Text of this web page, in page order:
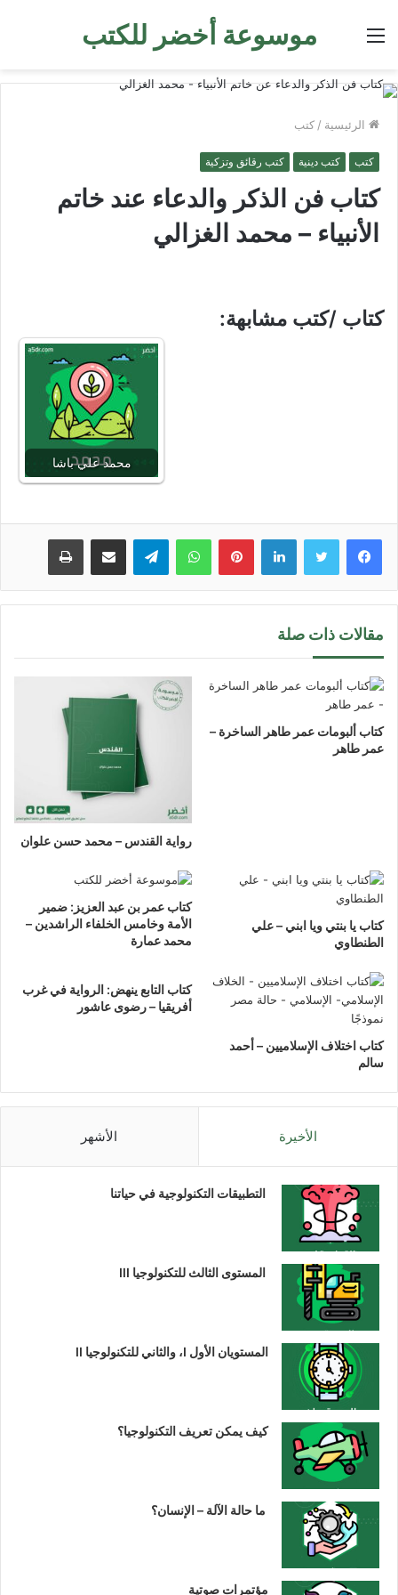
موسوعة أخضر للكتب القائمة
الرئيسية / كتب
كتب كتب دينية كتب رقائق وتزكية
كتاب فن الذكر والدعاء عند خاتم
الأنبياء – محمد الغزالي
كتاب /كتب مشابهة:
محمد علي باشا
لينكدإن بينتيريستواتساب تيلقرام مشاركة عبر البريد طباعة
مقالات ذات صلة
كتاب ألبومات عمر طاهر الساخرة –
عمر طاهر
رواية القندس – محمد حسن علوان
كتاب يا بنتي ويا ابني – علي
الطنطاوي
كتاب عمر بن عبد العزيز: ضمير
الأمة وخامس الخلفاء الراشدين –
محمد عمارة
كتاب اختلاف الإسلاميين – أحمد
سالم
كتاب التابع ينهض: الرواية في غرب
أفريقيا – رضوى عاشور
الأخيرة الأشهر
التطبيقات التكنولوجية في حياتنا
المستوى الثالث للتكنولوجيا III
المستويان الأول I، والثاني للتكنولوجيا II
كيف يمكن تعريف التكنولوجيا؟
ما حالة الآلة – الإنسان؟
مؤتمرات صوتية